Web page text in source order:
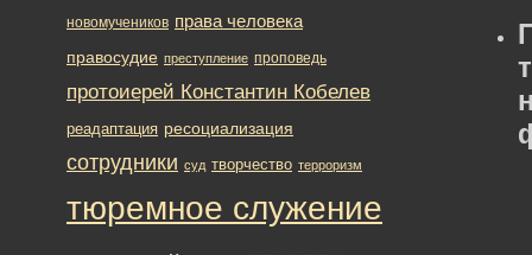
новомучеников права человека
правосудие преступление проповедь
протоиерей Константин Кобелев
реадаптация ресоциализация
сотрудники суд творчество терроризм
тюремное служение